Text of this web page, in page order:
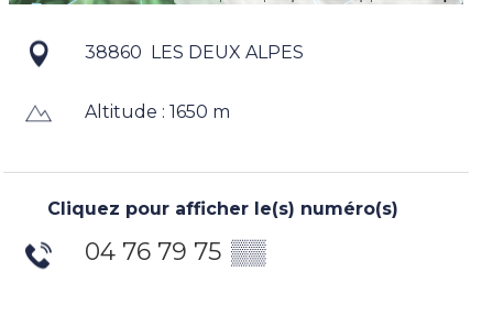
38860 LES DEUX ALPES
Altitude : 1650 m
Cliquez pour afficher le(s) numéro(s)
04 76 79 75 ▒▒